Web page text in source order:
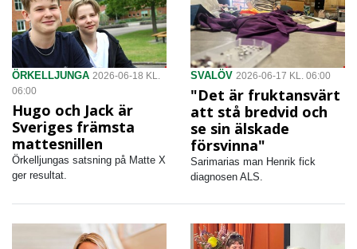
ÖRKELLJUNGA 2026-06-18 KL.
06:00
Hugo och Jack är
Sveriges främsta
mattesnillen
Örkelljungas satsning på Matte X
ger resultat.
SVALÖV 2026-06-17 KL. 06:00
"Det är fruktansvärt
att stå bredvid och
se sin älskade
försvinna"
Sarimarias man Henrik fick
diagnosen ALS.